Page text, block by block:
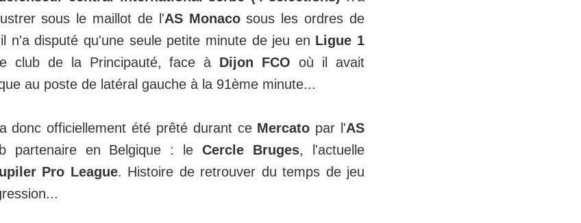
sous le maillot de l'AS Monacosous les ordres de
n'a disputé qu'une seule petite minute de jeu en Ligue 1
club de la Principauté, face à Dijon FCO où il avait
au poste de latéral gauche à la 91ème minute...
donc officiellement été prêté durant ce Mercato par l'AS
partenaire en Belgique : leCercle Bruges, l'actuelle
Pro League. Histoire de retrouver du temps de jeu